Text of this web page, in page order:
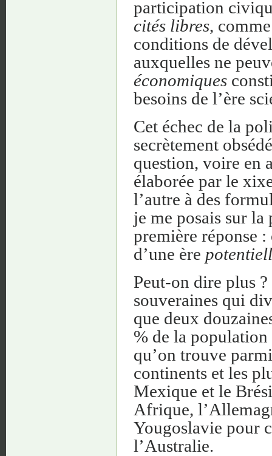
participation
cités libres,
conditions de
auxquelles ne
économiques
besoins de l’ère
Cet échec de la
secrètement
question, voire en
élaborée par le
l’autre à des
je me posais sur
première réponse
d’une ère
Peut-on dire plus
souveraines qui
que deux
% de la
qu’on trouve
continents et les
Mexique et le
Afrique,
Yougoslavie pour
l’Australie.